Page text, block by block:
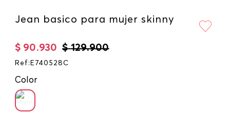
Jean basico para mujer skinny
$ 129.900
$ 90.930
Ref : E740528C
Color